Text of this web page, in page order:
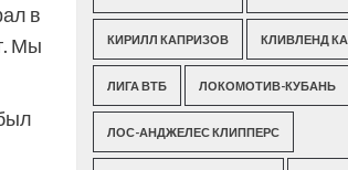
в
Мы
КИРИЛЛ КАПРИЗОВ КЛИВЛЕНД
ЛИГА ВТБ ЛОКОМОТИВ-КУБАНЬ
ЛОС-АНДЖЕЛЕС КЛИППЕРС